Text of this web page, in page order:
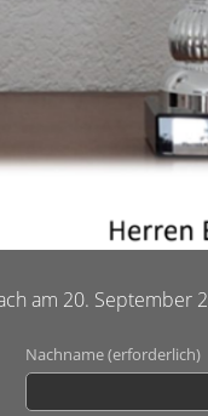
am 20. September
Nachname (erforderlich)